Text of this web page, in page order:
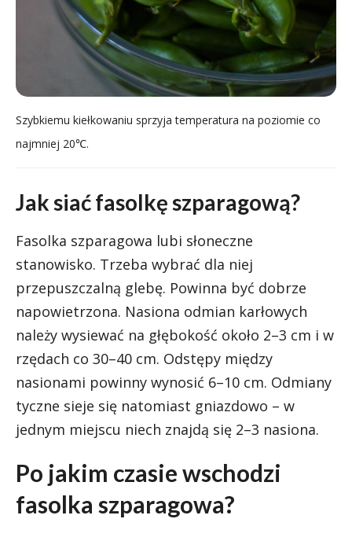
Szybkiemu kiełkowaniu sprzyja temperatura na poziomie co
najmniej 20℃.
Jak siać fasolkę szparagową?
Fasolka szparagowa lubi słoneczne
stanowisko. Trzeba wybrać dla niej
przepuszczalną glebę. Powinna być dobrze
napowietrzona. Nasiona odmian karłowych
należy wysiewać na głębokość około 2–3 cm i w
rzędach co 30–40 cm. Odstępy między
nasionami powinny wynosić 6–10 cm. Odmiany
tyczne sieje się natomiast gniazdowo – w
jednym miejscu niech znajdą się 2–3 nasiona.
Po jakim czasie wschodzi
fasolka szparagowa?